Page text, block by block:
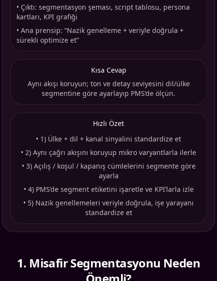
• Çıktı: segmentasyon şeması, script tablosu, persona
kartları, KPI grafiği
• Ana prensip: “Nazik genelleme + veriyle doğrula +
sürekli optimize et”
Kısa Cevap
Aynı akışı koruyun; ton ve detay seviyesini dil/ülke
segmentine göre ayarlayıp PMS’de ölçün.
Hızlı Özet
• 1) Ülke + dil + kanal sinyalini standardize et
• 2) Aynı çağrı akışını koruyup mikro varyantlarla ilerle
• 3) Açılış / koşul / kapanış cümlelerini segmente göre
ayarla
• 4) PMS’de segment etiketini işaretle ve KPI’larla izle
• 5) Nazik genellemeleri veriyle doğrula, işe yarayanı
standardize et
1. Misafir Segmentasyonu Neden